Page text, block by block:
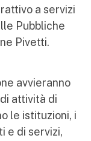
a servizi
Pubbliche
Pivetti.
avvieranno
attività di
le istituzioni, i
e di servizi,